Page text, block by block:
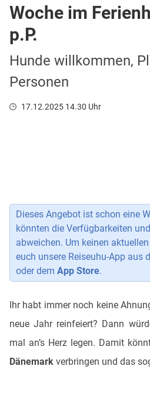
Woche im
p.P.
Hunde willkommen,
Personen
17.12.2025 14.30 Uhr
Dieses Angebot ist schon eine
könnten die Verfügbarkeiten
abweichen. Um keinen
euch unsere Reiseuhu-App aus
oder dem App Store.
Ihr habt immer noch keine
neue Jahr reinfeiert? Dann
mal an’s Herz legen. Damit
Dänemark verbringen und das